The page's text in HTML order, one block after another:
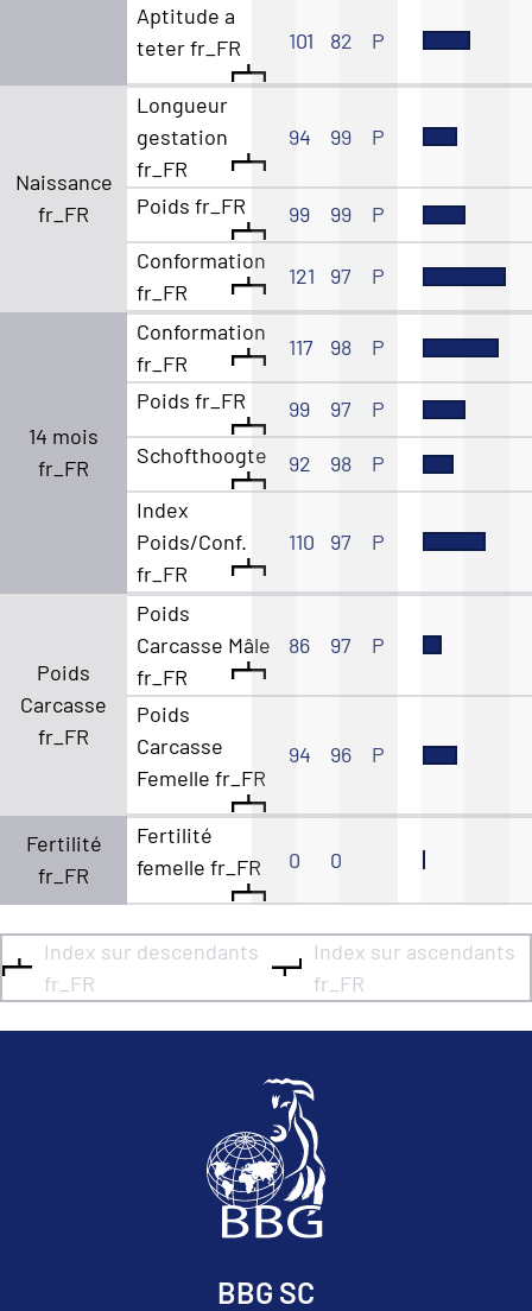
Aptitude a
teter fr_FR
101 82 P
Naissance
fr_FR
Longueur
gestation
fr_FR
94 99 P
Poids fr_FR 99 99
P
Conformation
fr_FR
121 97 P
14 mois
fr_FR
Conformation
fr_FR
117 98 P
Poids fr_FR 99 97
P
Schofthoogte
92 98
P
Index
Poids/Conf.
fr_FR
110 97 P
Poids
Carcasse
fr_FR
Poids
Carcasse Mâle
fr_FR
86 97 P
Poids
Carcasse
Femelle fr_FR
94 96 P
Fertilité
fr_FR
Fertilité
femelle fr_FR
0 0
Index sur descendants
fr_FR
Index sur ascendants
fr_FR
BBG SC